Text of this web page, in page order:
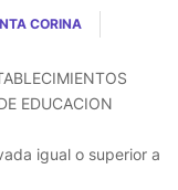
CORINA
EDUCACION
igual o superior a